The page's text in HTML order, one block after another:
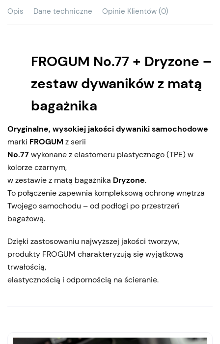
Opis Dane techniczne Opinie Klientów (0)
FROGUM No.77 + Dryzone –
zestaw dywaników z matą
bagażnika
Oryginalne, wysokiej jakości dywaniki samochodowe
marki FROGUM z serii
No.77 wykonane z elastomeru plastycznego (TPE) w
kolorze czarnym,
w zestawie z matą bagażnika Dryzone.
To połączenie zapewnia kompleksową ochronę wnętrza
Twojego samochodu – od podłogi po przestrzeń
bagażową.
Dzięki zastosowaniu najwyższej jakości tworzyw,
produkty FROGUM charakteryzują się wyjątkową
trwałością,
elastycznością i odpornością na ścieranie.